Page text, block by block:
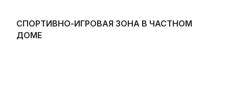
СПОРТИВНО-ИГРОВАЯ ЗОНА В ЧАСТНОМ
ДОМЕ